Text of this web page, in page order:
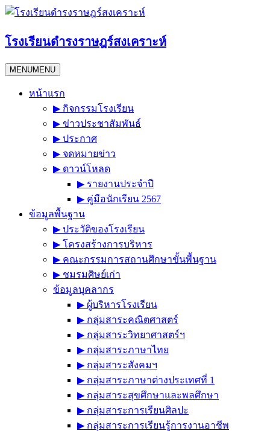
Skip
โรงเรียนดำรงราษฎร์สงเคราะห์
MENUMENU
หน้าแรก
▶︎ กิจกรรมโรงเรียน
▶︎ ข่าวประชาสัมพันธ์
▶︎ ประกาศ
▶︎ จดหมายข่าว
▶︎ ดาวน์โหลด
▶︎ รายงานประจำปี
▶︎ คู่มือนักเรียน 2567
ข้อมูลพื้นฐาน
▶︎ ประวัติของโรงเรียน
▶︎ โครงสร้างการบริหาร
▶︎ คณะกรรมการสถานศึกษาขั้นพื้นฐาน
▶︎ ชมรมศิษย์เก่า
ข้อมูลบุคลากร
▶︎ ผู้บริหารโรงเรียน
▶︎ กลุ่มสาระคณิตศาสตร์
▶︎ กลุ่มสาระวิทยาศาสตร์ฯ
▶︎ กลุ่มสาระภาษาไทย
▶︎ กลุ่มสาระสังคมฯ
▶︎ กลุ่มสาระภาษาต่างประเทศที่ 1
▶︎ กลุ่มสาระสุขศึกษาและพลศึกษา
▶︎ กลุ่มสาระการเรียนศิลปะ
▶︎ กลุ่มสาระการเรียนรู้การงานอาชีพ